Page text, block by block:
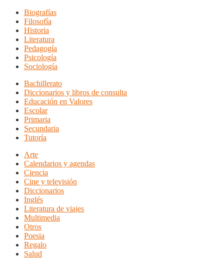
Biografías
Filosofía
Historia
Literatura
Pedagogía
Psicología
Sociología
Bachillerato
Diccionarios y libros de consulta
Educación en Valores
Escolar
Primaria
Secundaria
Tutoría
Arte
Calendarios y agendas
Ciencia
Cine y televisión
Diccionarios
Inglés
Literatura de viajes
Multimedia
Otros
Poesia
Regalo
Salud